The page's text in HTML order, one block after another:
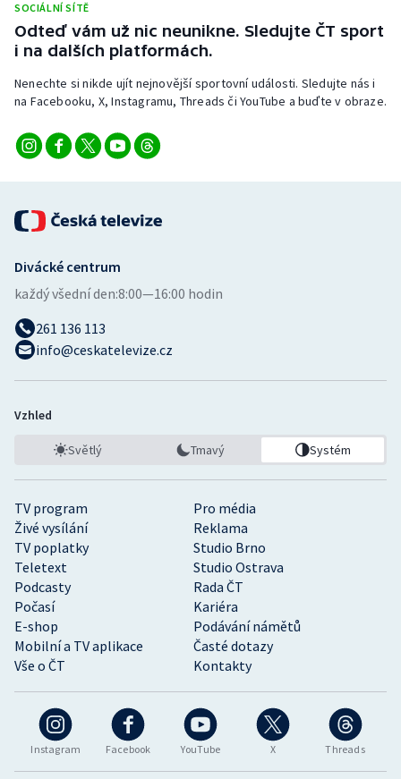
Triatlon
Veslování
Volejbal
SOCIÁLNÍ SÍTĚ
Odteď vám už nic neunikne. Sledujte ČT sport
i na dalších platformách.
Nenechte si nikde ujít nejnovější sportovní události. Sledujte nás i
na Facebooku, X, Instagramu, Threads či YouTube a buďte v obraze.
Instagram Facebook YouTube X Threads
TV program
Pro média
Živé vysílání
Reklama
TV poplatky
Studio Brno
Teletext
Studio Ostrava
Podcasty
Rada ČT
Počasí
Kariéra
E-shop
Podávání námětů
Mobilní a TV aplikace
Časté dotazy
Vše o ČT
Kontakty
Divácké centrum
každý všední den:8:00—16:00 hodin
261 136 113
info@ceskatelevize.cz
Vzhled
Světlý Tmavý Systém